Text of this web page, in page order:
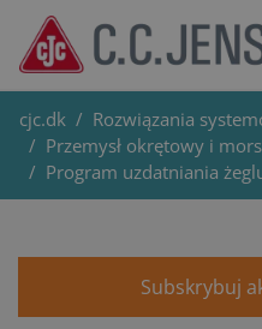
cjc.dk
Rozwiązania
Przemysł okrętowy i
Program uzdatniania
Subskrybuj